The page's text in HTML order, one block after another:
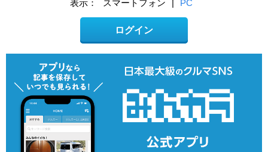
表示： スマートフォン | PC
ログイン